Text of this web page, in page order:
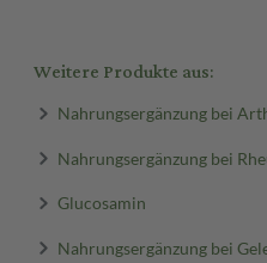
Weitere Produkte aus:
Nahrungsergänzung bei
Nahrungsergänzung bei
Glucosamin
Nahrungsergänzung bei